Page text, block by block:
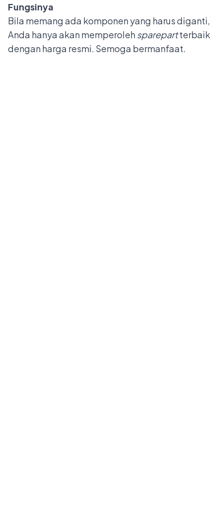
Fungsinya
Bila memang ada komponen yang harus diganti,
Anda hanya akan memperolehsparepartterbaik
dengan harga resmi. Semoga bermanfaat.